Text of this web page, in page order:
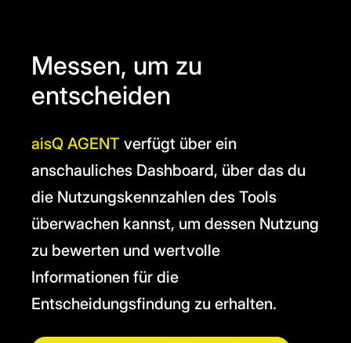
Messen, um zu
entscheiden
aisQ AGENT verfügt über ein
anschauliches Dashboard, über das du
die Nutzungskennzahlen des Tools
überwachen kannst, um dessen Nutzung
zu bewerten und wertvolle
Informationen für die
Entscheidungsfindung zu erhalten.